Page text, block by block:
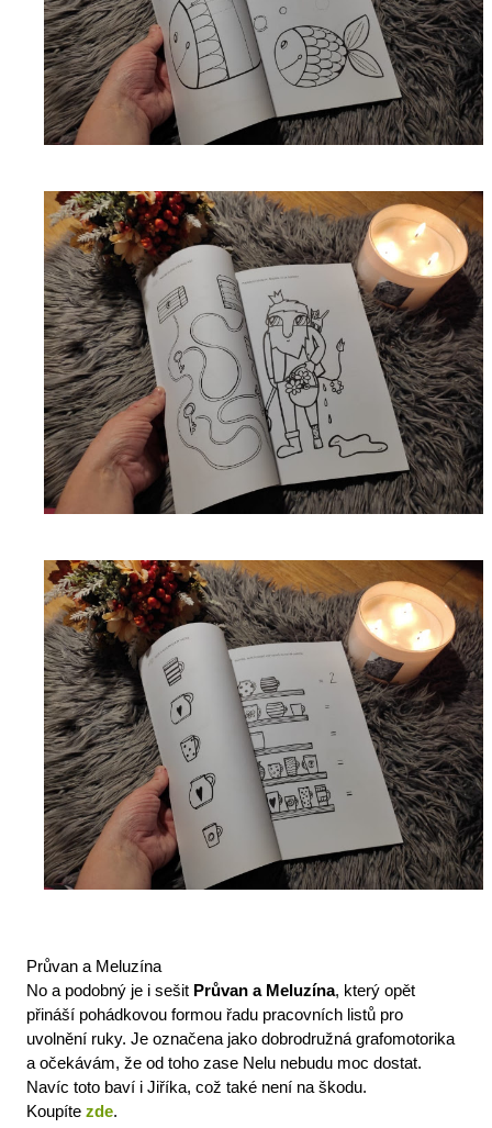
Průvan a Meluzína
No a podobný je i sešit Průvan a Meluzína, který opět
přináší pohádkovou formou řadu pracovních listů pro
uvolnění ruky. Je označena jako dobrodružná grafomotorika
a očekávám, že od toho zase Nelu nebudu moc dostat.
Navíc toto baví i Jiříka, což také není na škodu.
Koupíte zde.